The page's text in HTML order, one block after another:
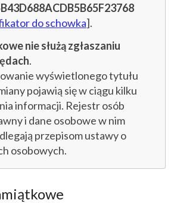
do schowka].
nie służą zgłaszaniu
.
wyświetlonego tytułu
pojawią się w ciągu kilku
informacji. Rejestr osób
i dane osobowe w nim
przepisom ustawy o
osobowych.